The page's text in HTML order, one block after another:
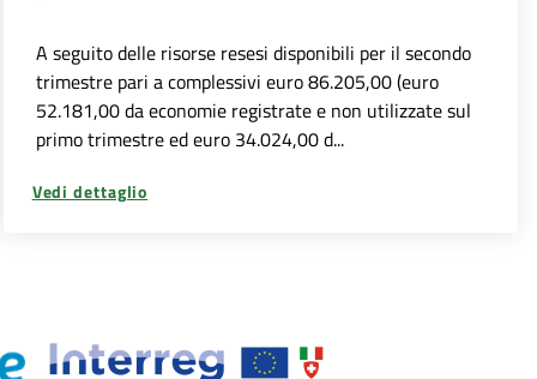
A seguito delle risorse resesi disponibili per il secondo
trimestre pari a complessivi euro 86.205,00 (euro
52.181,00 da economie registrate e non utilizzate sul
primo trimestre ed euro 34.024,00 d...
Vedi dettaglio